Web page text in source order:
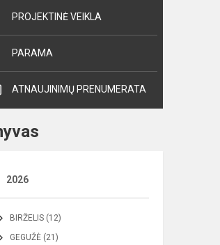
PROJEKTINĖ VEIKLA
PARAMA
ATNAUJINIMŲ PRENUMERATA
2026
BIRŽELIS (12)
GEGUŽĖ (21)